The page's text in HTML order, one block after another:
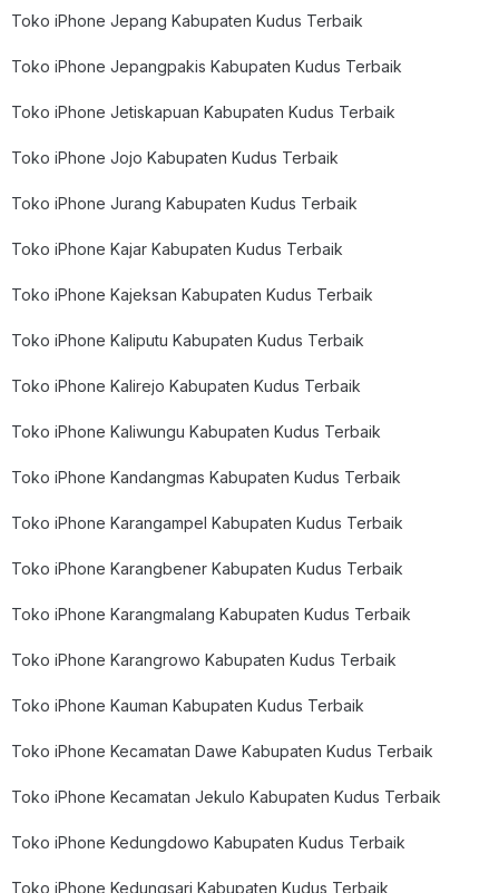
Toko iPhone Jepang Kabupaten Kudus Terbaik
Toko iPhone Jepangpakis Kabupaten Kudus Terbaik
Toko iPhone Jetiskapuan Kabupaten Kudus Terbaik
Toko iPhone Jojo Kabupaten Kudus Terbaik
Toko iPhone Jurang Kabupaten Kudus Terbaik
Toko iPhone Kajar Kabupaten Kudus Terbaik
Toko iPhone Kajeksan Kabupaten Kudus Terbaik
Toko iPhone Kaliputu Kabupaten Kudus Terbaik
Toko iPhone Kalirejo Kabupaten Kudus Terbaik
Toko iPhone Kaliwungu Kabupaten Kudus Terbaik
Toko iPhone Kandangmas Kabupaten Kudus Terbaik
Toko iPhone Karangampel Kabupaten Kudus Terbaik
Toko iPhone Karangbener Kabupaten Kudus Terbaik
Toko iPhone Karangmalang Kabupaten Kudus Terbaik
Toko iPhone Karangrowo Kabupaten Kudus Terbaik
Toko iPhone Kauman Kabupaten Kudus Terbaik
Toko iPhone Kecamatan Dawe Kabupaten Kudus Terbaik
Toko iPhone Kecamatan Jekulo Kabupaten Kudus Terbaik
Toko iPhone Kedungdowo Kabupaten Kudus Terbaik
Toko iPhone Kedungsari Kabupaten Kudus Terbaik